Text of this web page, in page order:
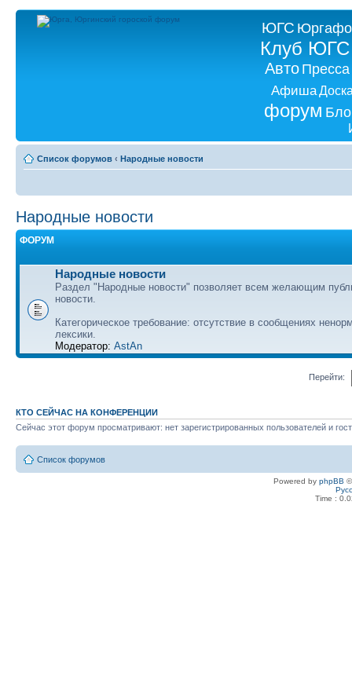
ЮГС
Клуб ЮГС
Авто Пресса
Афиша
форум
Список форумов ‹ Народные новости
Народные новости
ФОРУМ
Народные новости
Раздел "Народные новости" позволяет всем желающим
новости.
Категорическое требование: отсутствие в сообщениях
лексики.
Модератор: AstAn
Перейти:
КТО СЕЙЧАС НА КОНФЕРЕНЦИИ
Сейчас этот форум просматривают: нет зарегистрированных пользователей и
Список форумов
Powered by phpBB
Time :